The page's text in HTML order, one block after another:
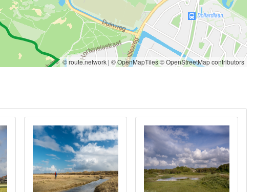
© route.network | © OpenMapTiles© OpenStreetMap contributors